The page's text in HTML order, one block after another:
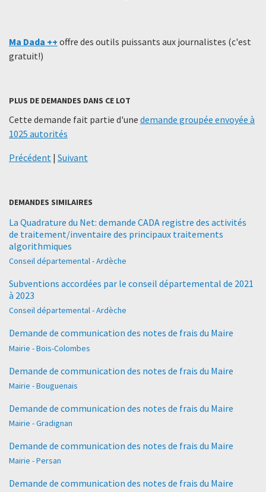
Ma Dada ++ offre des outils puissants aux journalistes (c'est
gratuit!)
PLUS DE DEMANDES DANS CE LOT
Cette demande fait partie d'une demande groupée envoyée à
1025 autorités
Précédent | Suivant
DEMANDES SIMILAIRES
La Quadrature du Net: demande CADA registre des activités
de traitement/inventaire des principaux traitements
algorithmiques
Conseil départemental - Ardèche
Subventions accordées par le conseil départemental de 2021
à 2023
Conseil départemental - Ardèche
Demande de communication des notes de frais du Maire
Mairie - Bois-Colombes
Demande de communication des notes de frais du Maire
Mairie - Bouguenais
Demande de communication des notes de frais du Maire
Mairie - Gradignan
Demande de communication des notes de frais du Maire
Mairie - Persan
Demande de communication des notes de frais du Maire